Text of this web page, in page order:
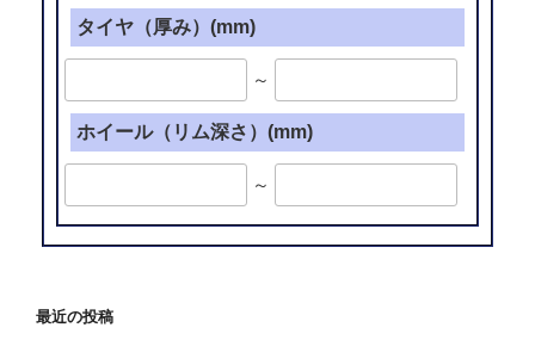
タイヤ（厚み）(mm)
～
ホイール（リム深さ）(mm)
～
最近の投稿